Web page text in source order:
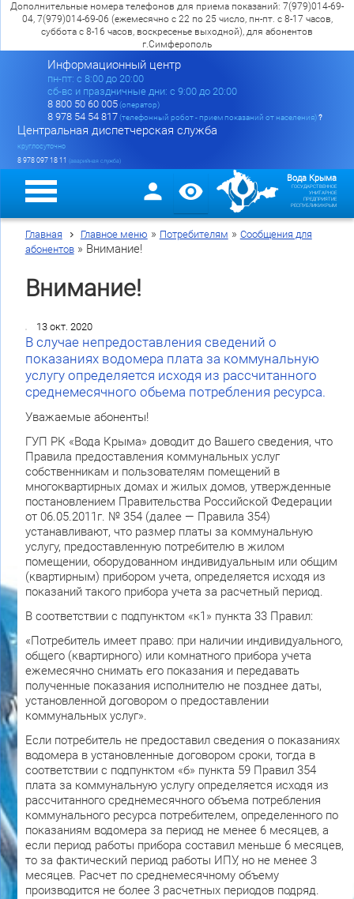
Дополнительные номера телефонов для приема показаний: 7(979)014-69-
04, 7(979)014-69-06 (ежемесячно с 22 по 25 число, пн-пт. с 8-17 часов,
суббота с 8-16 часов, воскресенье выходной), для абонентов
г.Симферополь
Информационный центр
пн-пт: c 8:00 до 20:00
сб-вс и праздничные дни: с 9:00 до 20:00
8 800 50 60 005(оператор)
8 978 54 54 817(телефонный робот - прием показаний от населения)?
Центральная диспетчерская служба
круглосуточно
8 978 097 18 11 (аварийная служба)
Вода Крыма
ГОСУДАРСТВЕННОЕ
УНИТАРНОЕ
ПРЕДПРИЯТИЕ
РЕСПУБЛИКИ КРЫМ
Главная Главное меню » Потребителям » Сообщения для
абонентов» Внимание!
Внимание!
13 окт. 2020
В случае непредоставления сведений о
показаниях водомера плата за коммунальную
услугу определяется исходя из рассчитанного
среднемесячного обьема потребления ресурса.
Уважаемые абоненты!
ГУП РК «Вода Крыма» доводит до Вашего сведения, что
Правила предоставления коммунальных услуг
собственникам и пользователям помещений в
многоквартирных домах и жилых домов, утвержденные
постановлением Правительства Российской Федерации
от 06.05.2011г. № 354 (далее — Правила 354)
устанавливают, что размер платы за коммунальную
услугу, предоставленную потребителю в жилом
помещении, оборудованном индивидуальным или общим
(квартирным) прибором учета, определяется исходя из
показаний такого прибора учета за расчетный период.
В соответствии с подпунктом «к1» пункта 33 Правил:
«Потребитель имеет право: при наличии индивидуального,
общего (квартирного) или комнатного прибора учета
ежемесячно снимать его показания и передавать
полученные показания исполнителю не позднее даты,
установленной договором о предоставлении
коммунальных услуг».
Если потребитель не предоставил сведения о показаниях
водомера в установленные договором сроки, тогда в
соответствии с подпунктом «б» пункта 59 Правил 354
плата за коммунальную услугу определяется исходя из
рассчитанного среднемесячного объема потребления
коммунального ресурса потребителем, определенного по
показаниям водомера за период не менее 6 месяцев, а
если период работы прибора составил меньше 6 месяцев,
то за фактический период работы ИПУ, но не менее 3
месяцев. Расчет по среднемесячному объему
производится не более 3 расчетных периодов подряд.